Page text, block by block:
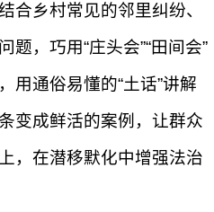
合乡村常见的邻里纠纷、
题，巧用“庄头会”“田间会”
用通俗易懂的“土话”讲解
变成鲜活的案例，让群众
，在潜移默化中增强法治